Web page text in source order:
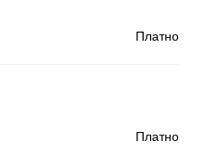
Платно
Платно